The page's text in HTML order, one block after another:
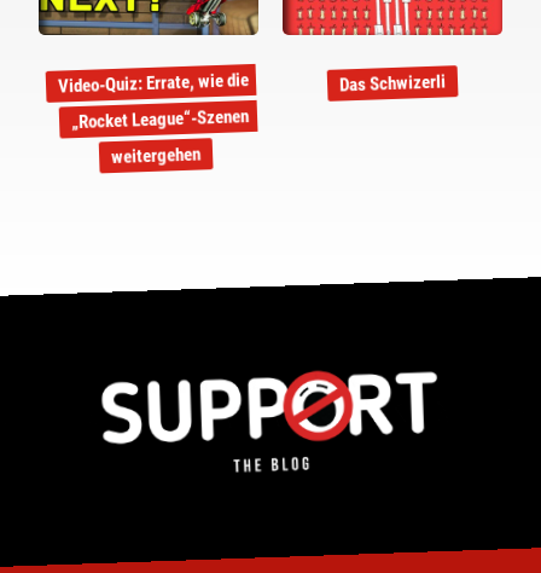
Video-Quiz: Errate, wie die
„Rocket League“-Szenen
weitergehen
Das Schwizerli